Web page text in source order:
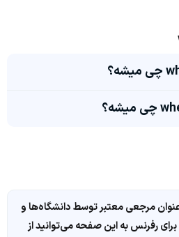
مرجعی معتبر توسط دانشگاه‌ها و
رفرنس به این صفحه می‌توانید از